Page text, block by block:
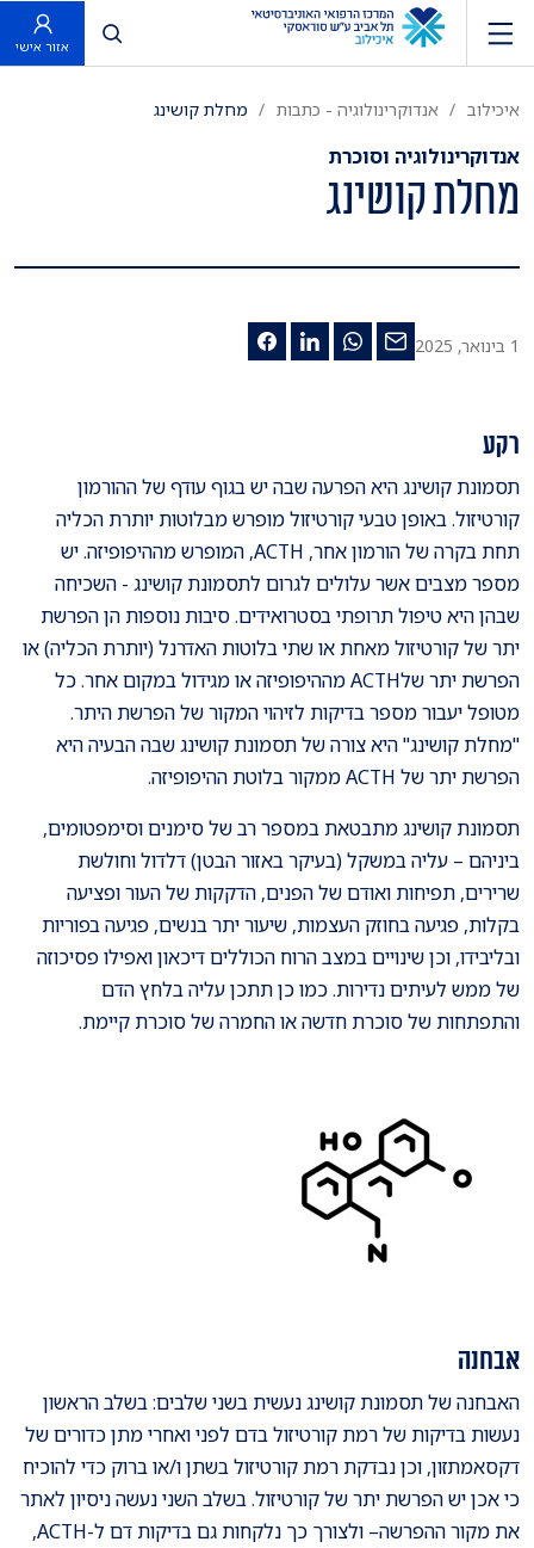
פתח חיפוש
אזור אישי
איכילוב אנדוקרינולוגיה - כתבות מחלת קושינג
אנדוקרינולוגיה וסוכרת
מחלת קושינג
1 בינואר, 2025
רקע
תסמונת קושינג היא הפרעה שבה יש בגוף עודף של ההורמון
קורטיזול. באופן טבעי קורטיזול מופרש מבלוטות יותרת הכליה
תחת בקרה של הורמון אחר, ACTH, המופרש מההיפופיזה. יש
מספר מצבים אשר עלולים לגרום לתסמונת קושינג - השכיחה
שבהן היא טיפול תרופתי בסטרואידים. סיבות נוספות הן הפרשת
יתר של קורטיזול מאחת או שתי בלוטות האדרנל (יותרת הכליה) או
הפרשת יתר שלACTH מההיפופיזה או מגידול במקום אחר. כל
מטופל יעבור מספר בדיקות לזיהוי המקור של הפרשת היתר.
"מחלת קושינג" היא צורה של תסמונת קושינג שבה הבעיה היא
הפרשת יתר של ACTH ממקור בלוטת ההיפופיזה.
תסמונת קושינג מתבטאת במספר רב של סימנים וסימפטומים,
ביניהם – עליה במשקל (בעיקר באזור הבטן) דלדול וחולשת
שרירים, תפיחות ואודם של הפנים, הדקקות של העור ופציעה
בקלות, פגיעה בחוזק העצמות, שיעור יתר בנשים, פגיעה בפוריות
ובליבידו, וכן שינויים במצב הרוח הכוללים דיכאון ואפילו פסיכוזה
של ממש לעיתים נדירות. כמו כן תתכן עליה בלחץ הדם
והתפתחות של סוכרת חדשה או החמרה של סוכרת קיימת.
אבחנה
האבחנה של תסמונת קושינג נעשית בשני שלבים: בשלב הראשון
נעשות בדיקות של רמת קורטיזול בדם לפני ואחרי מתן כדורים של
דקסאמתזון, וכן נבדקת רמת קורטיזול בשתן ו/או ברוק כדי להוכיח
כי אכן יש הפרשת יתר של קורטיזול. בשלב השני נעשה ניסיון לאתר
את מקור ההפרשה– ולצורך כך נלקחות גם בדיקות דם ל-ACTH,